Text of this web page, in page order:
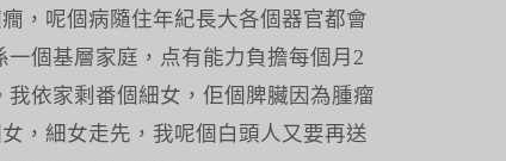
，呢個病隨住年紀長大各個器官都會
個基層家庭，点有能力負擔每個月2
依家剩番個細女，佢個脾臟因為腫瘤
，細女走先，我呢個白頭人又要再送